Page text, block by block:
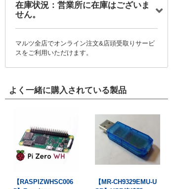
在庫状況：営業所に在庫はございま
せん。
マルツ全店でオンライン注文&店頭受取りサービ
スをご利用いただけます。
よく一緒に購入されている製品
【RASPIZWHSC006
【MR-CH9329EMU-U